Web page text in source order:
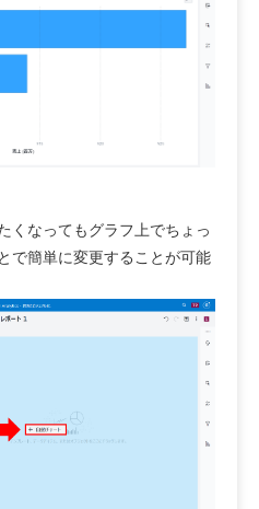
くなってもグラフ上でちょっ
で簡単に変更することが可能